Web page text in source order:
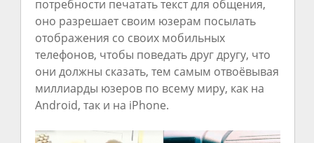
потребности печатать текст для общения,
оно разрешает своим юзерам посылать
отображения со своих мобильных
телефонов, чтобы поведать друг другу, что
они должны сказать, тем самым отвоёвывая
миллиарды юзеров по всему миру, как на
Android, так и на iPhone.